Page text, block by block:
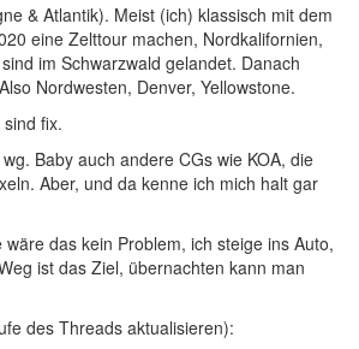
& Atlantik). Meist (ich) klassisch mit dem
eine Zelttour machen, Nordkalifornien,
im Schwarzwald gelandet. Danach
Nordwesten, Denver, Yellowstone.
fix.
Baby auch andere CGs wie KOA, die
Aber, und da kenne ich mich halt gar
das kein Problem, ich steige ins Auto,
ist das Ziel, übernachten kann man
des Threads aktualisieren):